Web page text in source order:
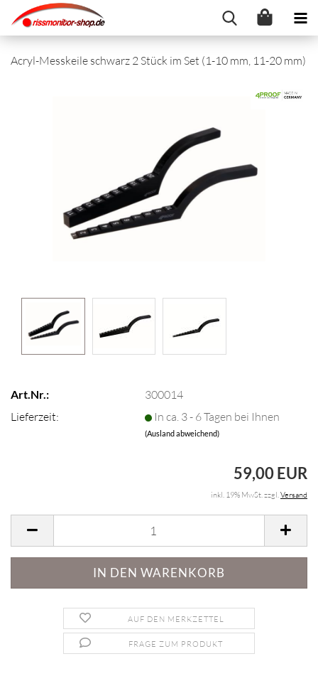
Acryl-Messkeile schwarz 2 Stück im Set (1-10 mm, 11-20 mm)
Art.Nr.:
300014
Lieferzeit:
In ca. 3 - 6 Tagen bei Ihnen
(Ausland abweichend)
59,00 EUR
inkl. 19% MwSt. zzgl.Versand
AUF DEN MERKZETTEL
FRAGE ZUM PRODUKT